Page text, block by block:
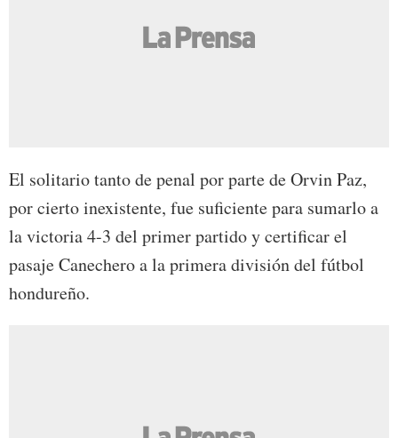
El solitario tanto de penal por parte de Orvin Paz,
por cierto inexistente, fue suficiente para sumarlo a
la victoria 4-3 del primer partido y certificar el
pasaje Canechero a la primera división del fútbol
hondureño.